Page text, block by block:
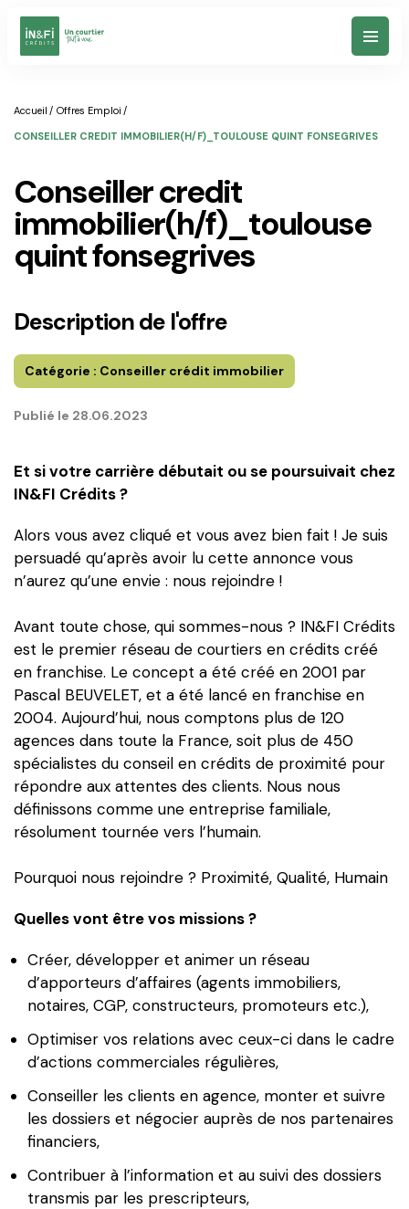
Simulateurs
Nos agences
Un conseil
Rejoignez-nous
Accueil
Offres Emploi
CONSEILLER CREDIT IMMOBILIER(H/F)_TOULOUSE QUINT FONSEGRIVES
conseiller credit
immobilier(h/f)_toulouse
quint fonsegrives
Description de l'offre
Catégorie : Conseiller crédit immobilier
Publié le 28.06.2023
Et si votre carrière débutait ou se poursuivait chez
IN&FI Crédits ?
Alors vous avez cliqué et vous avez bien fait ! Je suis
persuadé qu’après avoir lu cette annonce vous
n’aurez qu’une envie : nous rejoindre !
Avant toute chose, qui sommes-nous ? IN&FI Crédits
est le premier réseau de courtiers en crédits créé
en franchise. Le concept a été créé en 2001 par
Pascal BEUVELET, et a été lancé en franchise en
2004. Aujourd’hui, nous comptons plus de 120
agences dans toute la France, soit plus de 450
spécialistes du conseil en crédits de proximité pour
répondre aux attentes des clients. Nous nous
définissons comme une entreprise familiale,
résolument tournée vers l’humain.
Pourquoi nous rejoindre ? Proximité, Qualité, Humain
Quelles vont être vos missions ?
Créer, développer et animer un réseau
d’apporteurs d’affaires (agents immobiliers,
notaires, CGP, constructeurs, promoteurs etc.),
Optimiser vos relations avec ceux-ci dans le cadre
d’actions commerciales régulières,
Conseiller les clients en agence, monter et suivre
les dossiers et négocier auprès de nos partenaires
financiers,
Contribuer à l’information et au suivi des dossiers
transmis par les prescripteurs,